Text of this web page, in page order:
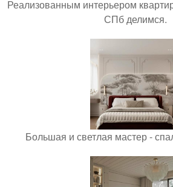
Реализованным интерьером
СПб делимся.
Большая и светлая мастер -